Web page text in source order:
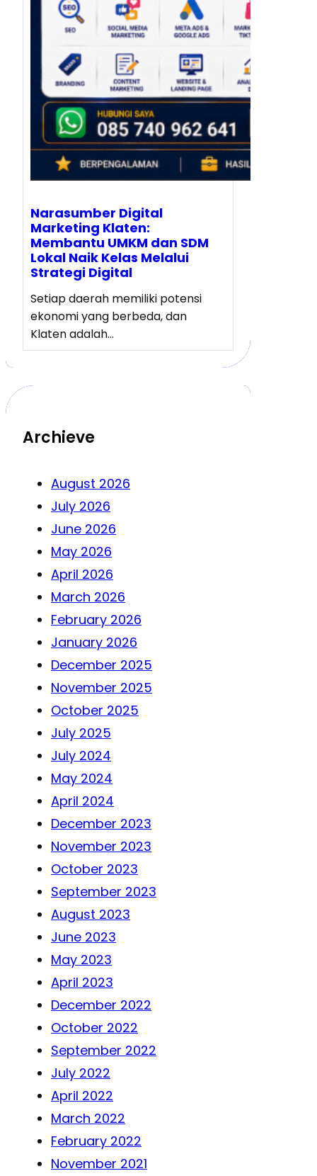
Narasumber Digital
Marketing Klaten:
Membantu UMKM dan SDM
Lokal Naik Kelas Melalui
Strategi Digital
Setiap daerah memiliki potensi
ekonomi yang berbeda, dan
Klaten adalah…
Archieve
August 2026
July 2026
June 2026
May 2026
April 2026
March 2026
February 2026
January 2026
December 2025
November 2025
October 2025
July 2025
July 2024
May 2024
April 2024
December 2023
November 2023
October 2023
September 2023
August 2023
June 2023
May 2023
April 2023
December 2022
October 2022
September 2022
July 2022
April 2022
March 2022
February 2022
November 2021